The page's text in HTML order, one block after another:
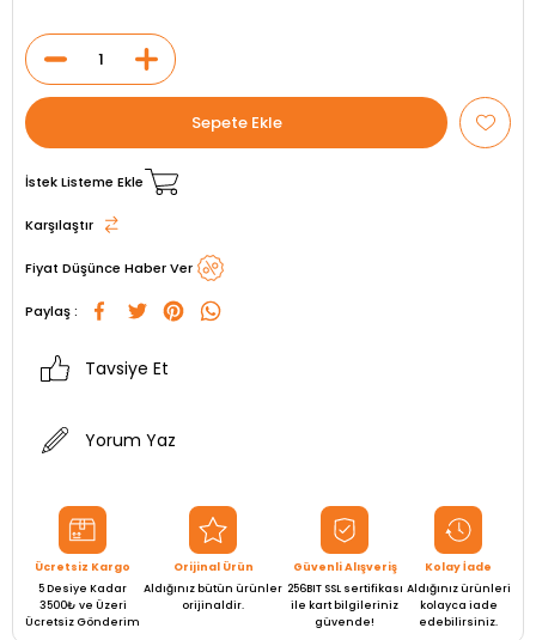
İstek Listeme Ekle
Karşılaştır
Fiyat Düşünce Haber Ver
Paylaş :
Tavsiye Et
Yorum Yaz
Ücretsiz Kargo
5 Desiye Kadar
3500₺ ve Üzeri
Ücretsiz Gönderim
Orijinal Ürün
Aldığınız bütün ürünler
orijinaldir.
Güvenli Alışveriş
256BIT SSL sertifikası
ile kart bilgileriniz
güvende!
Kolay İade
Aldığınız ürünleri
kolayca iade
edebilirsiniz.